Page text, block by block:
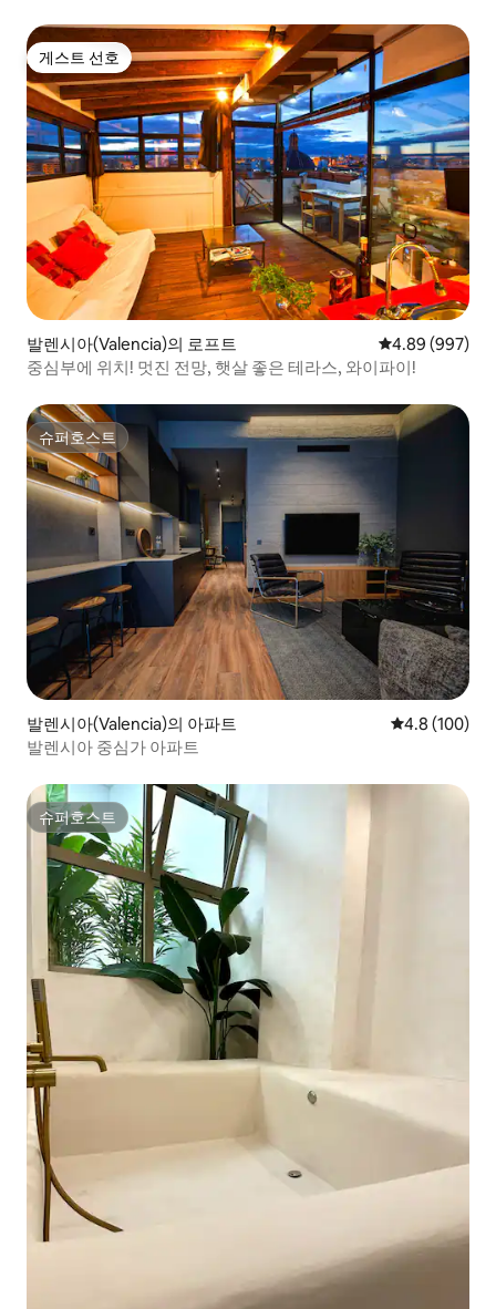
게스트 선호
게스트 선호
발렌시아(Valencia)의 로프트 평점 4.89점(5
4.89 (997)
중심부에 위치! 멋진 전망, 햇살 좋은 테라스, 와이파이!
슈퍼호스트
슈퍼호스트
발렌시아(Valencia)의 아파트 평점 4.8점(5
4.8 (100)
발렌시아 중심가 아파트
슈퍼호스트
슈퍼호스트